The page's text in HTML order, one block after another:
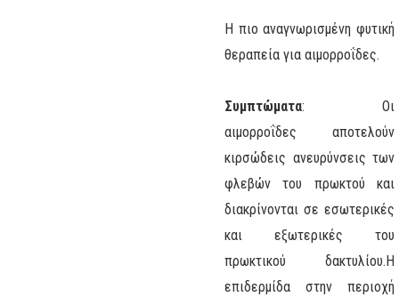
Η πιο αναγνωρισμένη φυτική
θεραπεία για αιμορροΐδες.
Συμπτώματα: Οι
αιμορροΐδες αποτελούν
κιρσώδεις ανευρύνσεις των
φλεβών του πρωκτού και
διακρίνονται σε εσωτερικές
και εξωτερικές του
πρωκτικού δακτυλίου.Η
επιδερμίδα στην περιοχή